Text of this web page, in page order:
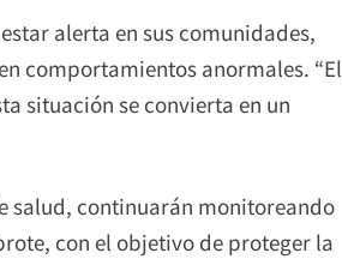
alerta en sus comunidades,
comportamientos anormales. “El
situación se convierta en un
salud, continuarán monitoreando
con el objetivo de proteger la